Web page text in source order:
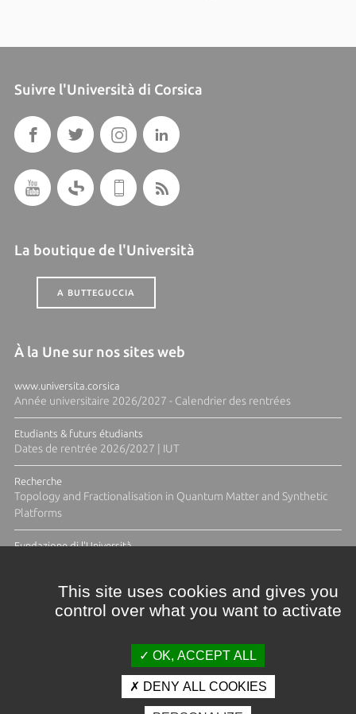
Suivre l'Università di Corsica
La boutique de l'Università
A BUTTEGUCCIA
À la Une sur nos sites web
www.universita.corsica
Année universitaire 2026/2027 - Calendrier des rentrées
Etudiants & futurs étudiants
Dates de rentrée 2026/2027 | IUT
Recherche
Topology and Fractionalisation in Quantum Matter and Synthetic
Platforms
Fundazione di l'Università
Crédits et mentions légales
This site uses cookies and gives you
control over what you want to activate
OK, ACCEPT ALL
DENY ALL COOKIES